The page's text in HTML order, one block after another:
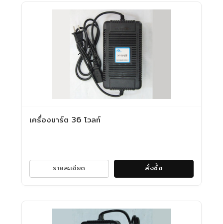
เครื่องชาร์ต 36 โวลท์
รายละเอียด สั่งซื้อ